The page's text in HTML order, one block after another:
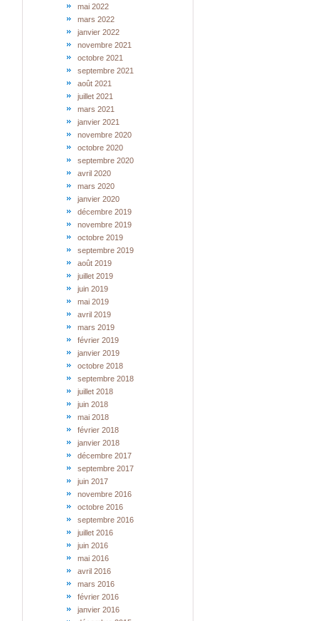
mai 2022
mars 2022
janvier 2022
novembre 2021
octobre 2021
septembre 2021
août 2021
juillet 2021
mars 2021
janvier 2021
novembre 2020
octobre 2020
septembre 2020
avril 2020
mars 2020
janvier 2020
décembre 2019
novembre 2019
octobre 2019
septembre 2019
août 2019
juillet 2019
juin 2019
mai 2019
avril 2019
mars 2019
février 2019
janvier 2019
octobre 2018
septembre 2018
juillet 2018
juin 2018
mai 2018
février 2018
janvier 2018
décembre 2017
septembre 2017
juin 2017
novembre 2016
octobre 2016
septembre 2016
juillet 2016
juin 2016
mai 2016
avril 2016
mars 2016
février 2016
janvier 2016